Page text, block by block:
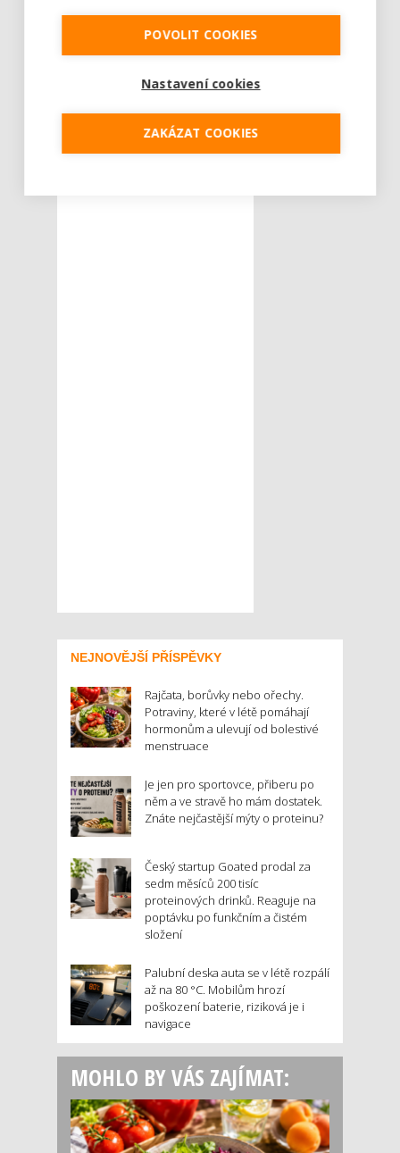
NEJNOVĚJŠÍ PŘÍSPĚVKY
Rajčata, borůvky nebo ořechy.
Potraviny, které v létě pomáhají
hormonům a ulevují od bolestivé
menstruace
Je jen pro sportovce, přiberu po
něm a ve stravě ho mám dostatek.
Znáte nejčastější mýty o proteinu?
Český startup Goated prodal za
sedm měsíců 200 tisíc
proteinových drinků. Reaguje na
poptávku po funkčním a čistém
složení
Palubní deska auta se v létě rozpálí
až na 80 °C. Mobilům hrozí
poškození baterie, riziková je i
navigace
MOHLO BY VÁS ZAJÍMAT:
POVOLIT COOKIES
Nastavení cookies
ZAKÁZAT COOKIES